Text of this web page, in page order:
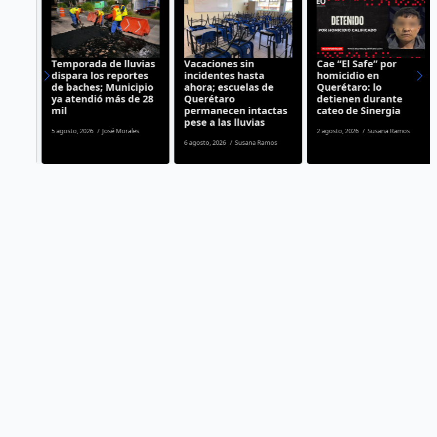
Temporada de lluvias
dispara los reportes
de baches; Municipio
ya atendió más de 28
mil
5 agosto, 2026 José Morales
Vacaciones sin
incidentes hasta
ahora; escuelas de
Querétaro
permanecen intactas
pese a las lluvias
6 agosto, 2026 Susana Ramos
Cae “El Safe” por
homicidio en
Querétaro: lo
detienen durante
cateo de Sinergia
2 agosto, 2026 Susana Ramos